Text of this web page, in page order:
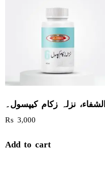
الشفاء، نزلہ زکام کیپسول۔
₨ 3,000
Add to cart